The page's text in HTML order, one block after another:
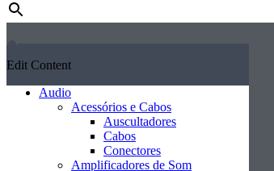
Edit Content
Audio
Acessórios e Cabos
Auscultadores
Cabos
Conectores
Amplificadores de Som